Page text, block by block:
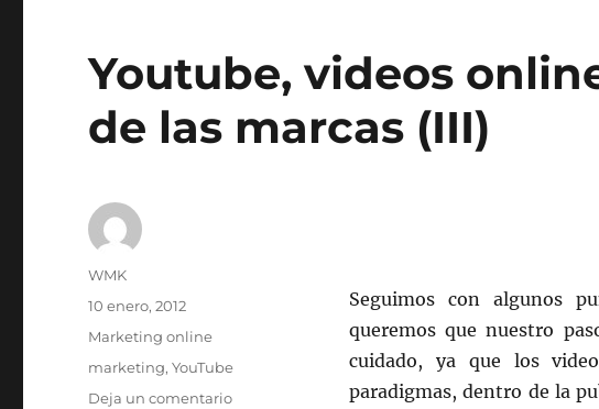
Youtube, videos
de las marcas (III)
Seguimos con algunos
queremos que nuestro
cuidado, ya que los
paradigmas, dentro de la
Autor
WMK
Publicado
10 enero, 2012
Categorías
Marketing online
Etiquetas
marketing,YouTube
Deja un comentarioen